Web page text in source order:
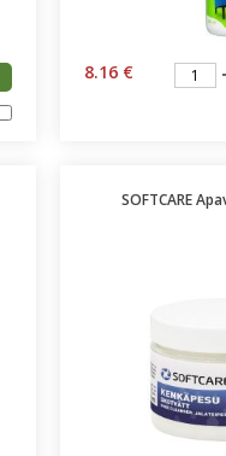
8.16 €
SOFTCARE